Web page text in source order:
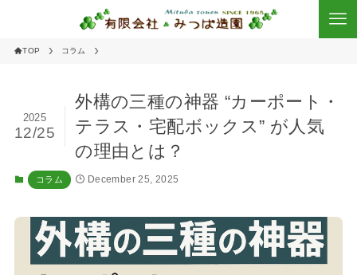
TOP コラム
外構の三種の神器 “カーポート・
テラス・宅配ボックス” が人気
の理由とは？
2025
12/25
コラム December 25, 2025